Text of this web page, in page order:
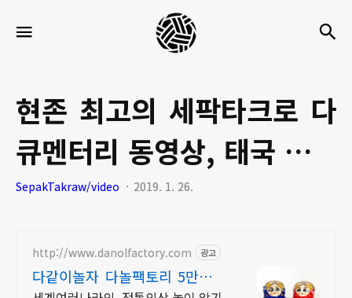
세
팍
크
로
라
이
현존 최고의 세팍타크로 다
큐멘터리 동영상, 태국 세팍
타크로 정수를 담았다.
SepakTakraw/video 2019. 1. 26.
http://www.danolfactory.com 광고
다같이놀자 다놀팩토리 5만원이